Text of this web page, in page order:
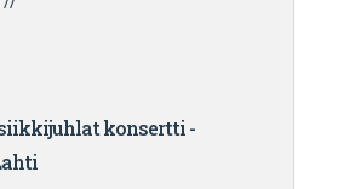
konsertti -